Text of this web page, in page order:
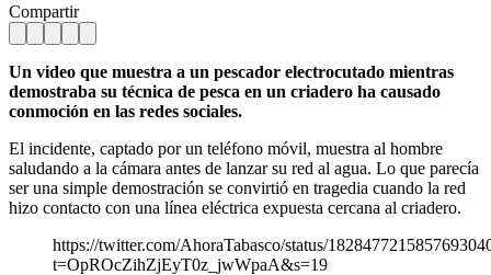
Compartir
Un video que muestra a un pescador electrocutado mientras
demostraba su técnica de pesca en un criadero ha causado
conmoción en las redes sociales.
El incidente, captado por un teléfono móvil, muestra al hombre
saludando a la cámara antes de lanzar su red al agua. Lo que parecía
ser una simple demostración se convirtió en tragedia cuando la red
hizo contacto con una línea eléctrica expuesta cercana al criadero.
https://twitter.com/AhoraTabasco/status/
t=OpROcZihZjEyT0z_jwWpaA&s=19